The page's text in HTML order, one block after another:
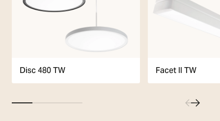
Disc 480 TW Facet II TW